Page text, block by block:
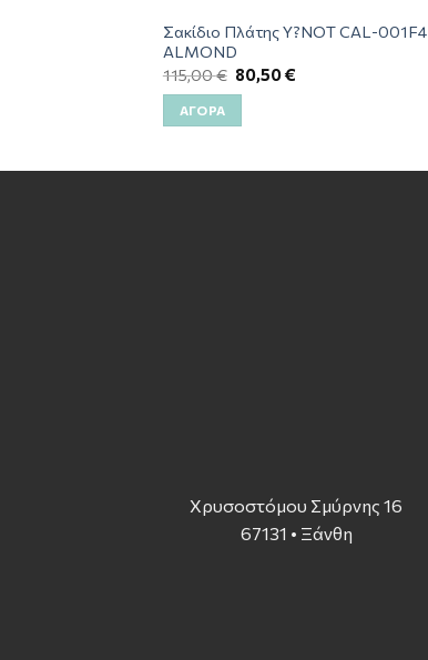
Σακίδιο Πλάτης Y?NOT CAL-001F4
ALMOND
115,00€ 80,50€
ΑΓΟΡΆ
Χρυσοστόμου Σμύρνης 16
67131 • Ξάνθη